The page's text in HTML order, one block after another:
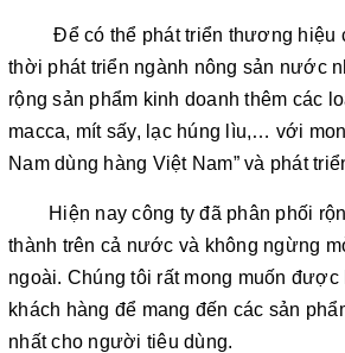
Để có thể phát triển thương hiệu
thời phát triển ngành nông sản nước
rộng sản phẩm kinh doanh thêm các
macca, mít sấy, lạc húng lìu,… với
Nam dùng hàng Việt Nam” và phát
Hiện nay công ty đã phân phối
thành trên cả nước và không ngừng
ngoài. Chúng tôi rất mong muốn
khách hàng để mang đến các sản
nhất cho người tiêu dùng.